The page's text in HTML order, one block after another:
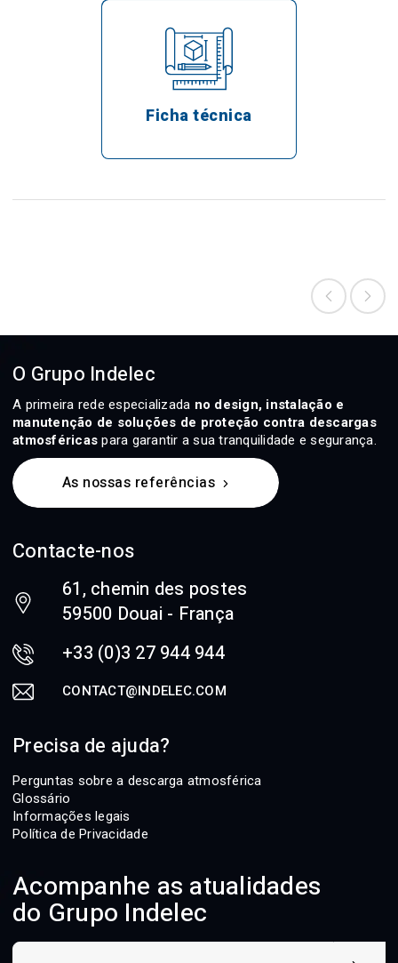
Ficha técnica
O Grupo Indelec
A primeira rede especializada no design, instalação e
manutenção de soluções de proteção contra descargas
atmosféricas para garantir a sua tranquilidade e segurança.
As nossas referências
Contacte-nos
61, chemin des postes
59500 Douai - França
+33 (0)3 27 944 944
CONTACT@INDELEC.COM
Precisa de ajuda?
Perguntas sobre a descarga atmosférica
Glossário
Informações legais
Política de Privacidade
Acompanhe as atualidades
do Grupo Indelec